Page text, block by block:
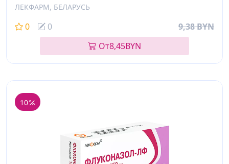
ЛЕКФАРМ, БЕЛАРУСЬ
0 0
9,38 BYN
От8,45BYN
10